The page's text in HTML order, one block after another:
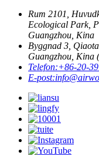
Rum 2101,
Ecological Park,
Guangzhou, Kina
Byggnad 3,
Guangzhou, Kina
Telefon:+86-20-
E-post: